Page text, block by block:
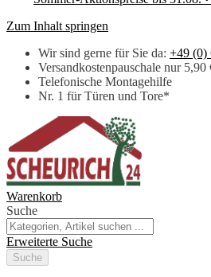
Zum Inhalt springen
Wir sind gerne für Sie da: +49 (0)
Versandkostenpauschale nur 5,90
Telefonische Montagehilfe
Nr. 1 für Türen und Tore*
Warenkorb
Suche
Erweiterte Suche
Suche